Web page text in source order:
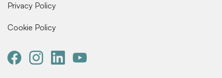
Privacy Policy
Cookie Policy